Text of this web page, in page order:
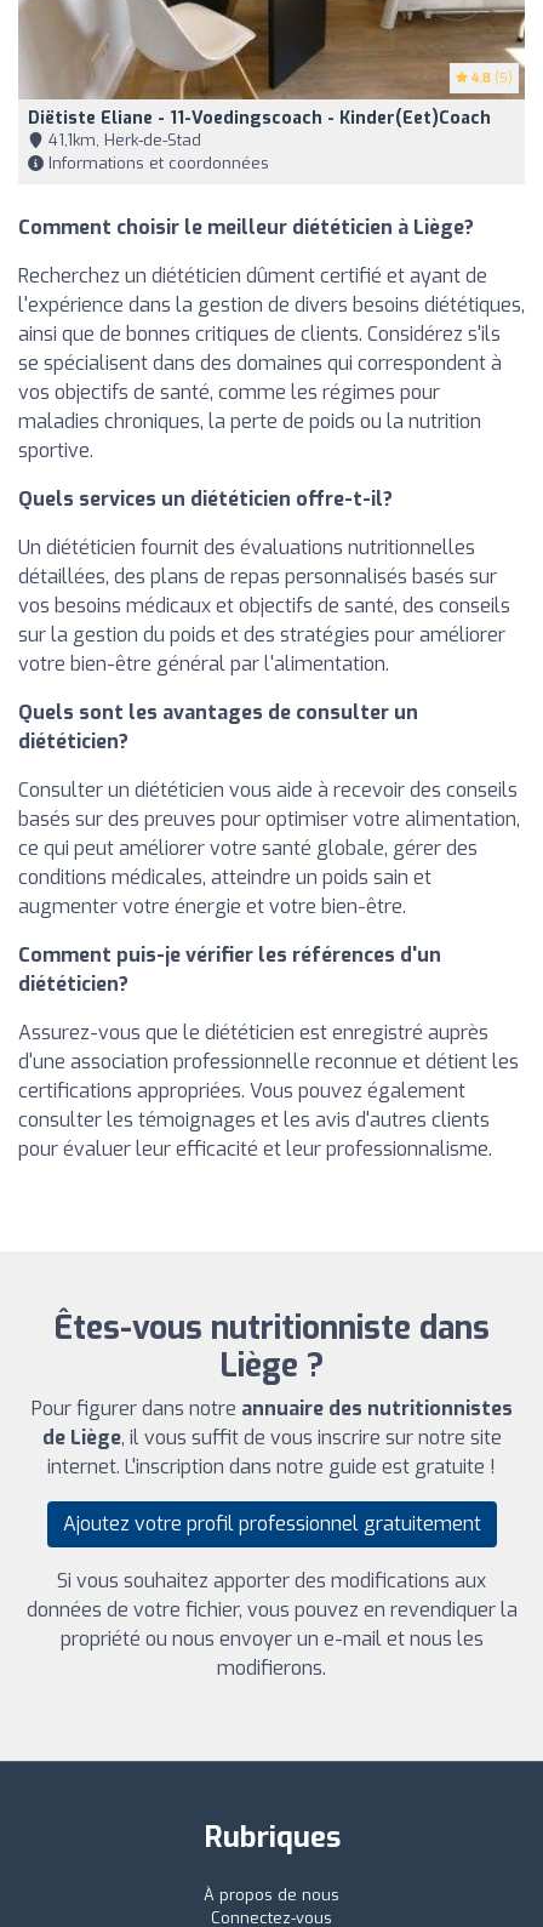
4.8 (5)
Diëtiste Eliane - 11-Voedingscoach - Kinder(eet)coach
41,1km, Herk-de-Stad
Informations et coordonnées
Comment choisir le meilleur diététicien à Liège?
Recherchez un diététicien dûment certifié et ayant de
l'expérience dans la gestion de divers besoins diététiques,
ainsi que de bonnes critiques de clients. Considérez s'ils
se spécialisent dans des domaines qui correspondent à
vos objectifs de santé, comme les régimes pour
maladies chroniques, la perte de poids ou la nutrition
sportive.
Quels services un diététicien offre-t-il?
Un diététicien fournit des évaluations nutritionnelles
détaillées, des plans de repas personnalisés basés sur
vos besoins médicaux et objectifs de santé, des conseils
sur la gestion du poids et des stratégies pour améliorer
votre bien-être général par l'alimentation.
Quels sont les avantages de consulter un
diététicien?
Consulter un diététicien vous aide à recevoir des conseils
basés sur des preuves pour optimiser votre alimentation,
ce qui peut améliorer votre santé globale, gérer des
conditions médicales, atteindre un poids sain et
augmenter votre énergie et votre bien-être.
Comment puis-je vérifier les références d'un
diététicien?
Assurez-vous que le diététicien est enregistré auprès
d'une association professionnelle reconnue et détient les
certifications appropriées. Vous pouvez également
consulter les témoignages et les avis d'autres clients
pour évaluer leur efficacité et leur professionnalisme.
Êtes-vous nutritionniste dans
Liège ?
Pour figurer dans notre annuaire des nutritionnistes
de Liège, il vous suffit de vous inscrire sur notre site
internet. L'inscription dans notre guide est gratuite !
Ajoutez votre profil professionnel gratuitement
Si vous souhaitez apporter des modifications aux
données de votre fichier, vous pouvez en revendiquer la
propriété ou nous envoyer un e-mail et nous les
modifierons.
Rubriques
À propos de nous
Connectez-vous